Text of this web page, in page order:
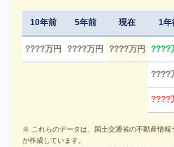
10年前 5年前 現在
????万円 ????万円 ????万円
1年
????
????
????
※ これらのデータは、国土交通省の不動産情報
が作成しています。